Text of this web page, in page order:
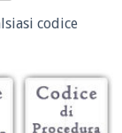
codice